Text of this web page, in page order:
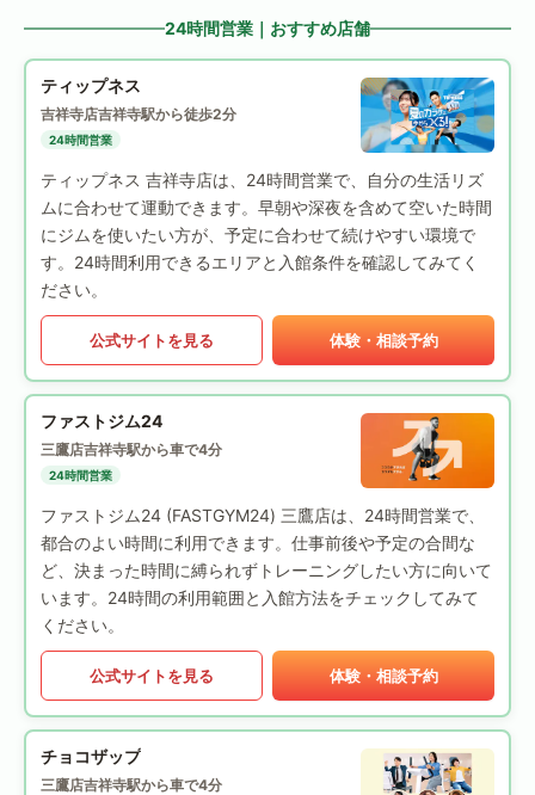
24時間営業｜おすすめ店舗
ティップネス
吉祥寺店吉祥寺駅から徒歩2分
24時間営業
ティップネス 吉祥寺店は、24時間営業で、自分の生活リズ
ムに合わせて運動できます。早朝や深夜を含めて空いた時間
にジムを使いたい方が、予定に合わせて続けやすい環境で
す。24時間利用できるエリアと入館条件を確認してみてく
ださい。
公式サイトを見る 体験・相談予約
ファストジム24
三鷹店吉祥寺駅から車で4分
24時間営業
ファストジム24 (FASTGYM24) 三鷹店は、24時間営業で、
都合のよい時間に利用できます。仕事前後や予定の合間な
ど、決まった時間に縛られずトレーニングしたい方に向いて
います。24時間の利用範囲と入館方法をチェックしてみて
ください。
公式サイトを見る 体験・相談予約
チョコザップ
三鷹店吉祥寺駅から車で4分